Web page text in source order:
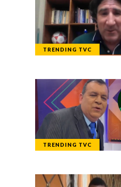
TRENDING TVC
TRENDING TVC